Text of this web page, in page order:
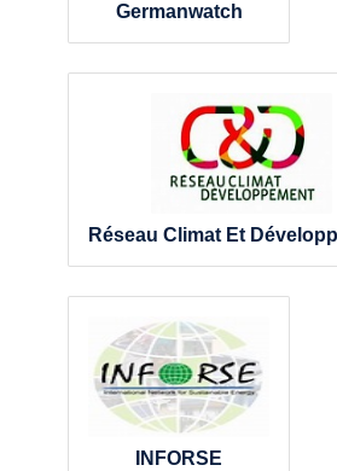
Germanwatch
Réseau Climat Et
INFORSE